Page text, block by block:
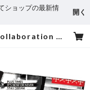
ショップの最新情
開く
ゼリ→ × Burnout Black Collaboration Now or Never T-shirt | ゼリ→ OFFICIAL ONLINE STORE